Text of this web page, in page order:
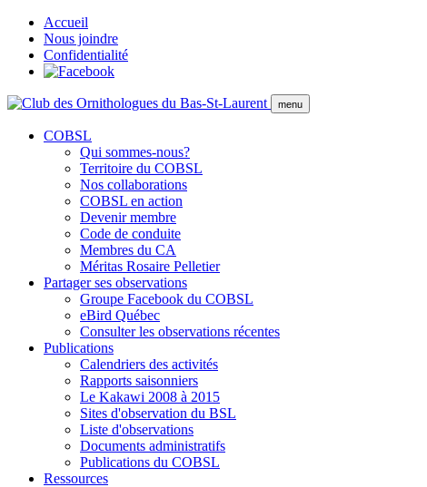
Accueil
Nous joindre
Confidentialité
menu
COBSL
Qui sommes-nous?
Territoire du COBSL
Nos collaborations
COBSL en action
Devenir membre
Code de conduite
Membres du CA
Méritas Rosaire Pelletier
Partager ses observations
Groupe Facebook du COBSL
eBird Québec
Consulter les observations récentes
Publications
Calendriers des activités
Rapports saisonniers
Le Kakawi 2008 à 2015
Sites d'observation du BSL
Liste d'observations
Documents administratifs
Publications du COBSL
Ressources